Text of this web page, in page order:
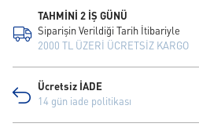
TAHMİNİ 2 İŞ GÜNÜ
Siparişin Verildiği Tarih İtibariyle
2000 TL ÜZERİ ÜCRETSİZ KARGO
Ücretsiz İADE
14 gün iade politikası